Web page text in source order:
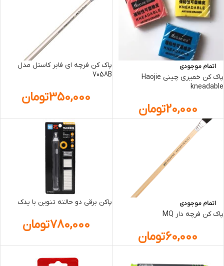
اتمام موجودی
پاک کن خمیری چینی Haojie
kneadable
20,000تومان
پاک کن فرچه ای فابر کاستل مدل
7058B
350,000تومان
اتمام موجودی
پاک کن فرچه دار MQ
60,000تومان
پاکن برقی دو حالته تنوین با یدک
780,000تومان